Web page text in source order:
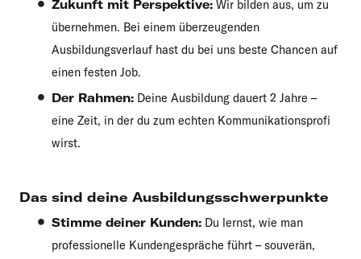
Zukunft mit Perspektive: Wir bilden aus, um zu
übernehmen. Bei einem überzeugenden
Ausbildungsverlauf hast du bei uns beste Chancen auf
einen festen Job.
Der Rahmen: Deine Ausbildung dauert 2 Jahre –
eine Zeit, in der du zum echten Kommunikationsprofi
wirst.
Das sind deine Ausbildungsschwerpunkte
Stimme deiner Kunden: Du lernst, wie man
professionelle Kundengespräche führt – souverän,